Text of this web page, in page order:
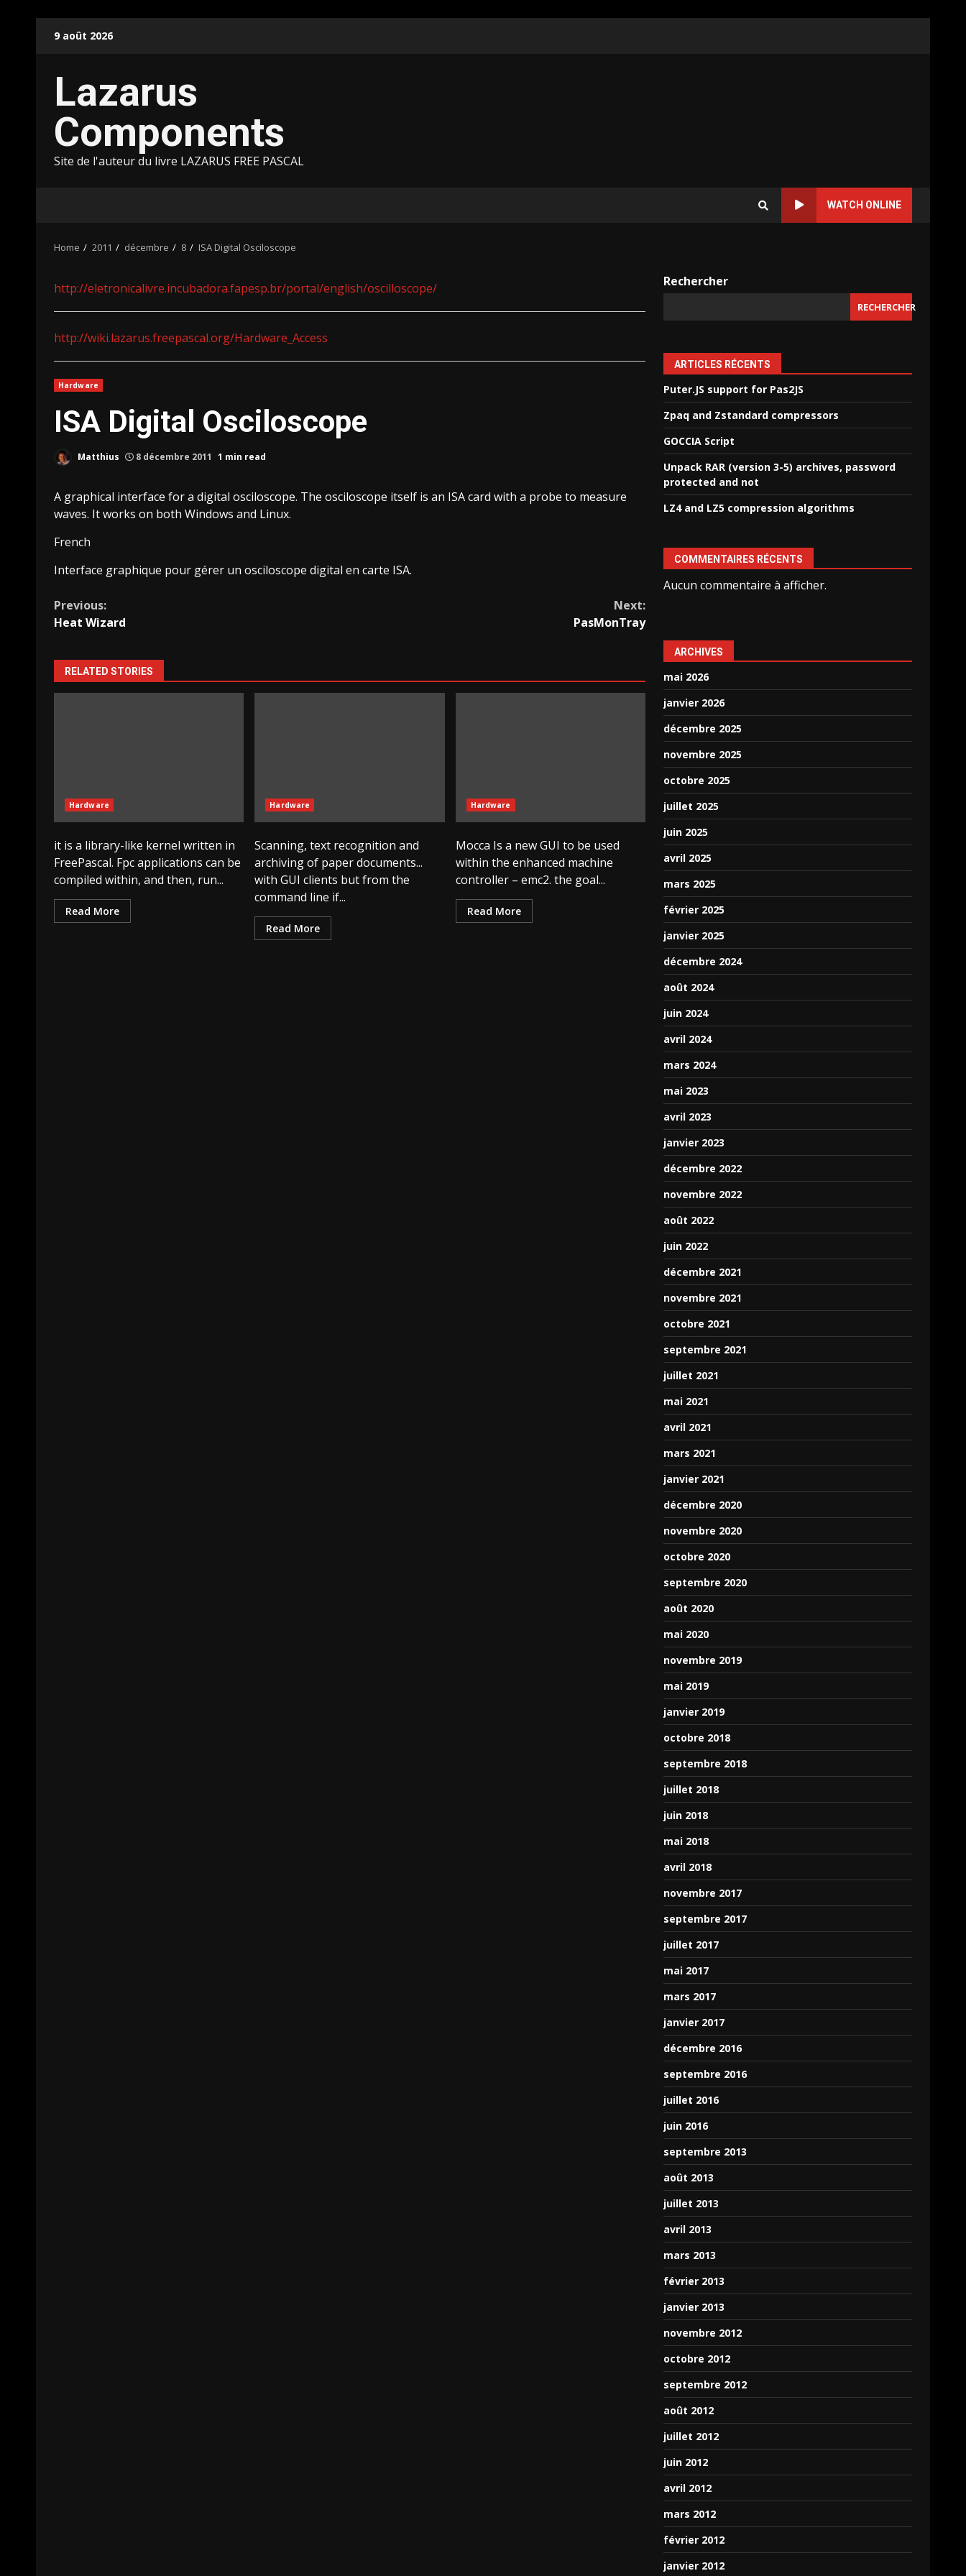
9 août 2026
Lazarus
Components
Site de l'auteur du livre LAZARUS FREE PASCAL
WATCH ONLINE
Home 2011 décembre 8 ISA Digital Osciloscope
http://eletronicalivre.incubadora.fapesp.br/portal/english/oscilloscope/
http://wiki.lazarus.freepascal.org/Hardware_Access
Hardware
ISA Digital Osciloscope
Matthius 8 décembre 2011 1 min read
A graphical interface for a digital osciloscope. The osciloscope itself is an ISA card with a probe to measure
waves. It works on both Windows and Linux.
French
Interface graphique pour gérer un osciloscope digital en carte ISA.
Continue
Previous:
Heat Wizard
Next:
PasMonTray
RELATED STORIES
Hardware
it is a library-like kernel written in
FreePascal. Fpc applications can be
compiled within, and then, run...
Read More
Hardware
Scanning, text recognition and
archiving of paper documents...
with GUI clients but from the
command line if...
Read More
Hardware
Mocca Is a new GUI to be used
within the enhanced machine
controller – emc2. the goal...
Read More
Rechercher
RECHERCHER
ARTICLES RÉCENTS
Puter.JS support for Pas2JS
Zpaq and Zstandard compressors
GOCCIA Script
Unpack RAR (version 3-5) archives, password
protected and not
LZ4 and LZ5 compression algorithms
COMMENTAIRES RÉCENTS
Aucun commentaire à afficher.
ARCHIVES
mai 2026
janvier 2026
décembre 2025
novembre 2025
octobre 2025
juillet 2025
juin 2025
avril 2025
mars 2025
février 2025
janvier 2025
décembre 2024
août 2024
juin 2024
avril 2024
mars 2024
mai 2023
avril 2023
janvier 2023
décembre 2022
novembre 2022
août 2022
juin 2022
décembre 2021
novembre 2021
octobre 2021
septembre 2021
juillet 2021
mai 2021
avril 2021
mars 2021
janvier 2021
décembre 2020
novembre 2020
octobre 2020
septembre 2020
août 2020
mai 2020
novembre 2019
mai 2019
janvier 2019
octobre 2018
septembre 2018
juillet 2018
juin 2018
mai 2018
avril 2018
novembre 2017
septembre 2017
juillet 2017
mai 2017
mars 2017
janvier 2017
décembre 2016
septembre 2016
juillet 2016
juin 2016
septembre 2013
août 2013
juillet 2013
avril 2013
mars 2013
février 2013
janvier 2013
novembre 2012
octobre 2012
septembre 2012
août 2012
juillet 2012
juin 2012
avril 2012
mars 2012
février 2012
janvier 2012